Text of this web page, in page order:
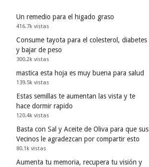
Un remedio para el higado graso
416.7k vistas
Consume tayota para el colesterol, diabetes
y bajar de peso
300.2k vistas
mastica esta hoja es muy buena para salud
139.5k vistas
Estas semillas te aumentan las vista y te
hace dormir rapido
120.4k vistas
Basta con Sal y Aceite de Oliva para que sus
Vecinos le agradezcan por compartir esto
80.1k vistas
Aumenta tu memoria, recupera tu visión y